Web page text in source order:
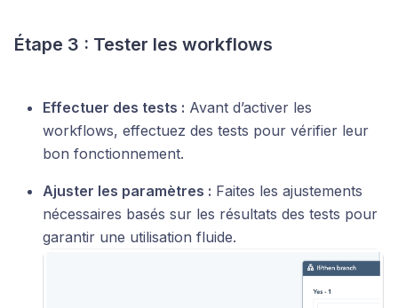
Étape 3 : Tester les workflows
Effectuer des tests : Avant d’activer les
workflows, effectuez des tests pour vérifier leur
bon fonctionnement.
Ajuster les paramètres : Faites les ajustements
nécessaires basés sur les résultats des tests pour
garantir une utilisation fluide.